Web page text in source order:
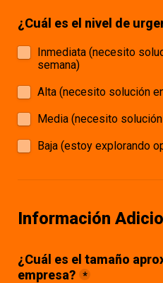
¿Cuál es el nivel de
Inmediata (necesito
semana)
Alta (necesito solución
Media (necesito
Baja (estoy explorando
Información
¿Cuál es el tamaño
empresa?
*